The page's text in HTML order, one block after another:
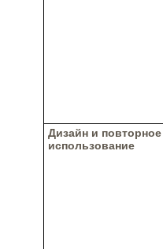
Дизайн и повторное
использование